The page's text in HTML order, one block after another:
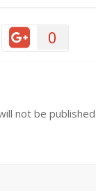
0
not be published.